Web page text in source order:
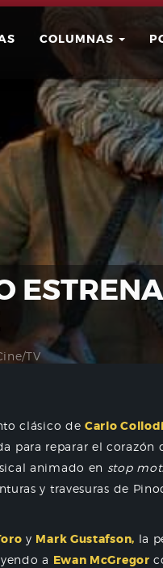
COLUMNAS
Buscar
TV
clásico deCarlo Collodi
para reparar el corazón
animado en stop
y travesuras de
y Mark Gustafson, la
a Ewan McGregor